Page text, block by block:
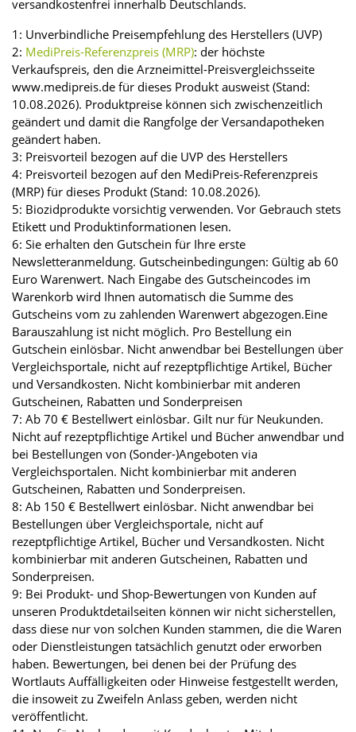
versandkostenfrei innerhalb Deutschlands.
1: Unverbindliche Preisempfehlung des Herstellers (UVP)
2: MediPreis-Referenzpreis (MRP): der höchste
Verkaufspreis, den die Arzneimittel-Preisvergleichsseite
www.medipreis.de für dieses Produkt ausweist (Stand:
10.08.2026). Produktpreise können sich zwischenzeitlich
geändert und damit die Rangfolge der Versandapotheken
geändert haben.
3: Preisvorteil bezogen auf die UVP des Herstellers
4: Preisvorteil bezogen auf den MediPreis-Referenzpreis
(MRP) für dieses Produkt (Stand: 10.08.2026).
5: Biozidprodukte vorsichtig verwenden. Vor Gebrauch stets
Etikett und Produktinformationen lesen.
6: Sie erhalten den Gutschein für Ihre erste
Newsletteranmeldung. Gutscheinbedingungen: Gültig ab 60
Euro Warenwert. Nach Eingabe des Gutscheincodes im
Warenkorb wird Ihnen automatisch die Summe des
Gutscheins vom zu zahlenden Warenwert abgezogen.Eine
Barauszahlung ist nicht möglich. Pro Bestellung ein
Gutschein einlösbar. Nicht anwendbar bei Bestellungen über
Vergleichsportale, nicht auf rezeptpflichtige Artikel, Bücher
und Versandkosten. Nicht kombinierbar mit anderen
Gutscheinen, Rabatten und Sonderpreisen
7: Ab 70 € Bestellwert einlösbar. Gilt nur für Neukunden.
Nicht auf rezeptpflichtige Artikel und Bücher anwendbar und
bei Bestellungen von (Sonder-)Angeboten via
Vergleichsportalen. Nicht kombinierbar mit anderen
Gutscheinen, Rabatten und Sonderpreisen.
8: Ab 150 € Bestellwert einlösbar. Nicht anwendbar bei
Bestellungen über Vergleichsportale, nicht auf
rezeptpflichtige Artikel, Bücher und Versandkosten. Nicht
kombinierbar mit anderen Gutscheinen, Rabatten und
Sonderpreisen.
9: Bei Produkt- und Shop-Bewertungen von Kunden auf
unseren Produktdetailseiten können wir nicht sicherstellen,
dass diese nur von solchen Kunden stammen, die die Waren
oder Dienstleistungen tatsächlich genutzt oder erworben
haben. Bewertungen, bei denen bei der Prüfung des
Wortlauts Auffälligkeiten oder Hinweise festgestellt werden,
die insoweit zu Zweifeln Anlass geben, werden nicht
veröffentlicht.